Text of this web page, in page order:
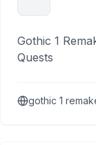
Gothic 1
Quests
gothic 1